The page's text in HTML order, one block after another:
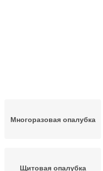
Многоразовая опалубка
Щитовая опалубка